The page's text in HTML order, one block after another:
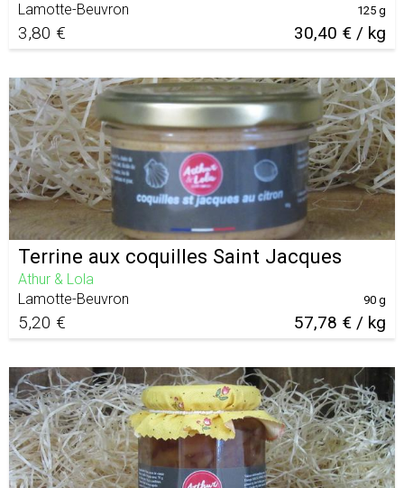
Lamotte-Beuvron
3,80 € 30,40 € / kg
125 g
Terrine aux coquilles Saint Jacques
Athur & Lola
Lamotte-Beuvron
5,20 € 57,78 € / kg
90 g